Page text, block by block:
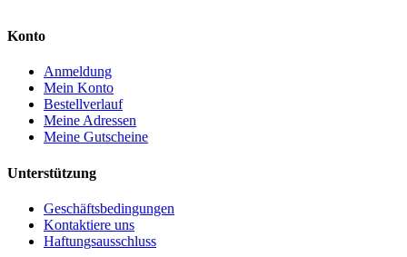
Konto
Anmeldung
Mein Konto
Bestellverlauf
Meine Adressen
Meine Gutscheine
Unterstützung
Geschäftsbedingungen
Kontaktiere uns
Haftungsausschluss